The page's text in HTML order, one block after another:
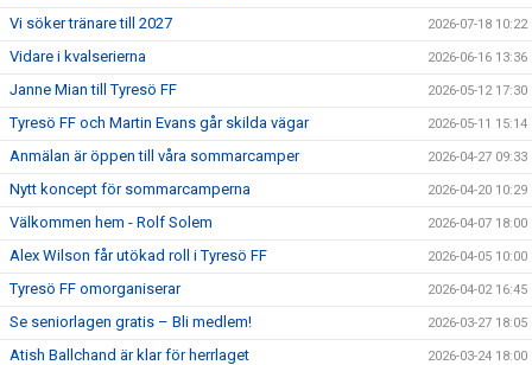
Vi söker tränare till 2027 2026-07-18 10:22
Vidare i kvalserierna 2026-06-16 13:36
Janne Mian till Tyresö FF 2026-05-12 17:30
Tyresö FF och Martin Evans går skilda vägar 2026-05-11 15:14
Anmälan är öppen till våra sommarcamper 2026-04-27 09:33
Nytt koncept för sommarcamperna 2026-04-20 10:29
Välkommen hem - Rolf Solem 2026-04-07 18:00
Alex Wilson får utökad roll i Tyresö FF 2026-04-05 10:00
Tyresö FF omorganiserar 2026-04-02 16:45
Se seniorlagen gratis – Bli medlem! 2026-03-27 18:05
Atish Ballchand är klar för herrlaget 2026-03-24 18:00